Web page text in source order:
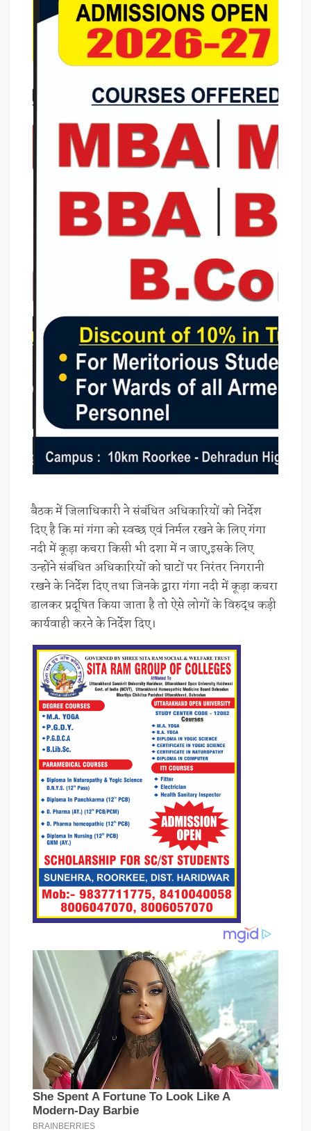
बैठक में जिलाधिकारी ने संबंधित अधिकारियों को निर्देश
दिए है कि मां गंगा को स्वच्छ एवं निर्मल रखने के लिए गंगा
नदी में कूड़ा कचरा किसी भी दशा में न जाए,इसके लिए
उन्होंने संबंधित अधिकारियों को घाटों पर निरंतर निगरानी
रखने के निर्देश दिए तथा जिनके द्वारा गंगा नदी में कूड़ा कचरा
डालकर प्रदूषित किया जाता है तो ऐसे लोगों के विरुद्ध कड़ी
कार्यवाही करने के निर्देश दिए।